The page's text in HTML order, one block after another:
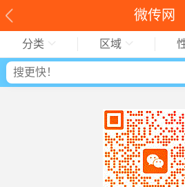
微传网
分类 区域